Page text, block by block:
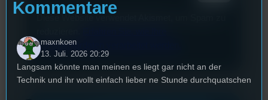
Kommentardaten verarbeitet werden.
Kommentare
maxnkoen
13. Juli. 2026 20:29
Langsam könnte man meinen es liegt gar nicht an der
Technik und ihr wollt einfach lieber ne Stunde durchquatschen